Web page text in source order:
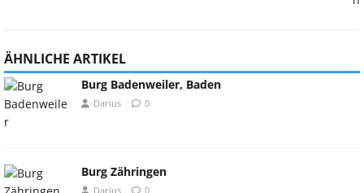
ÄHNLICHE ARTIKEL
Burg Badenweiler, Baden
Darius 0
Burg Zähringen
Darius 0